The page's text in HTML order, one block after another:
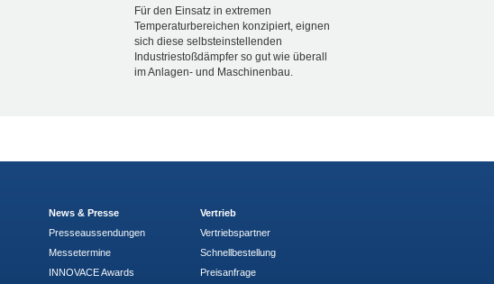
Für den Einsatz in extremen
Temperaturbereichen konzipiert, eignen
sich diese selbsteinstellenden
Industriestoßdämpfer so gut wie überall
im Anlagen- und Maschinenbau.
News & Presse
Presseaussendungen
Messetermine
INNOVACE Awards
Vertrieb
Vertriebspartner
Schnellbestellung
Preisanfrage